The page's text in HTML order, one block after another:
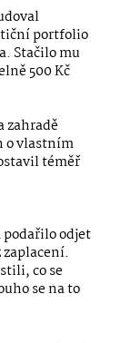
portfolio
Stačilo mu
500 Kč
zahradě
o vlastním
téměř
podařilo odjet
co se
se na to